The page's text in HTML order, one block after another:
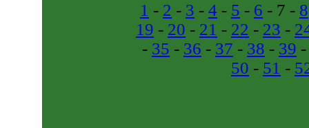
1 - 2 - 3 - 4 - 5 - 6 - 7 - 8
19 - 20 - 21 - 22 - 23 -
- 35 - 36 - 37 - 38 - 39
50 - 51 -